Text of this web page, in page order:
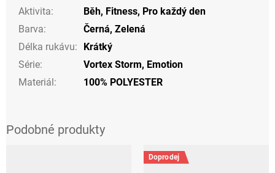
Aktivita: Běh, Fitness, Pro každý den
Barva: Černá, Zelená
Délka rukávu:
Krátký
Série:
Vortex Storm, Emotion
Materiál: 100% POLYESTER
Doprodej